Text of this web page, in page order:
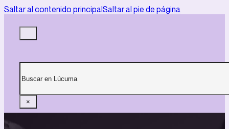
Saltar al contenido principalSaltar al pie de página
×